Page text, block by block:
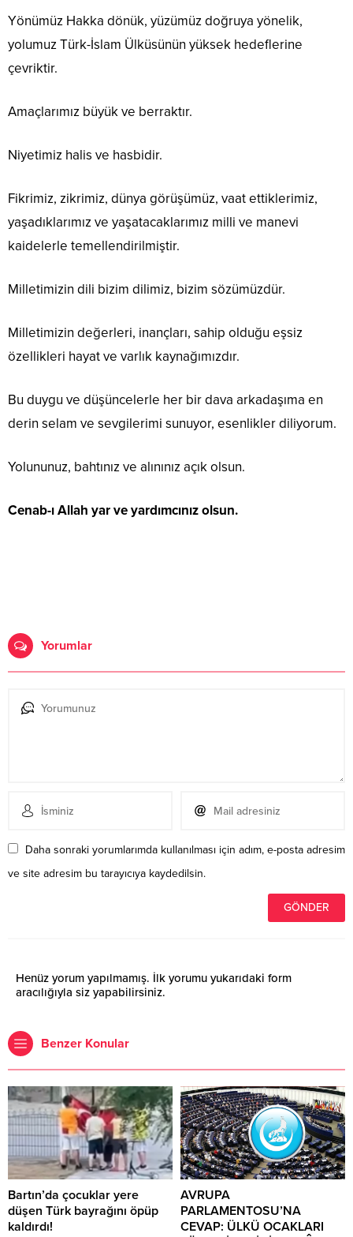
Yönümüz Hakka dönük, yüzümüz doğruya yönelik,
yolumuz Türk-İslam Ülküsünün yüksek hedeflerine
çevriktir.
Amaçlarımız büyük ve berraktır.
Niyetimiz halis ve hasbidir.
Fikrimiz, zikrimiz, dünya görüşümüz, vaat ettiklerimiz,
yaşadıklarımız ve yaşatacaklarımız milli ve manevi
kaidelerle temellendirilmiştir.
Milletimizin dili bizim dilimiz, bizim sözümüzdür.
Milletimizin değerleri, inançları, sahip olduğu eşsiz
özellikleri hayat ve varlık kaynağımızdır.
Bu duygu ve düşüncelerle her bir dava arkadaşıma en
derin selam ve sevgilerimi sunuyor, esenlikler diliyorum.
Yolununuz, bahtınız ve alınınız açık olsun.
Cenab-ı Allah yar ve yardımcınız olsun.
Yorumlar
Daha sonraki yorumlarımda kullanılması için adım, e-posta adresim
ve site adresim bu tarayıcıya kaydedilsin.
Henüz yorum yapılmamış. İlk yorumu yukarıdaki form
aracılığıyla siz yapabilirsiniz.
Benzer Konular
Bartın’da çocuklar yere
düşen Türk bayrağını öpüp
kaldırdı!
AVRUPA
PARLAMENTOSU’NA
CEVAP: ÜLKÜ OCAKLARI